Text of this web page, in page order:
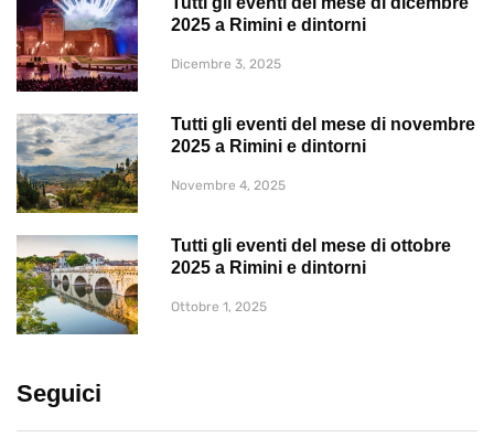
2025 a Rimini e dintorni
Dicembre 3, 2025
Tutti gli eventi del mese di novembre
2025 a Rimini e dintorni
Novembre 4, 2025
Tutti gli eventi del mese di ottobre
2025 a Rimini e dintorni
Ottobre 1, 2025
Seguici